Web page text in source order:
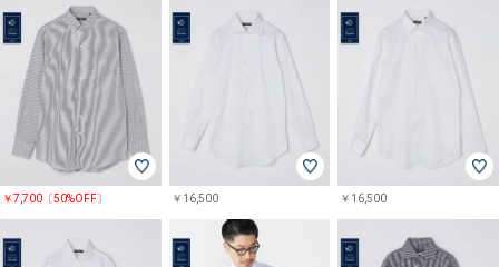
￥7,700〔50%OFF〕 ￥16,500 ￥16,500